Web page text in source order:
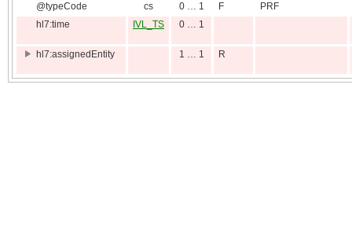
@typeCode
cs 0 … 1 F
PRF
hl7:time
IVL_TS 0 … 1
hl7:assignedEntity 1 … 1 R